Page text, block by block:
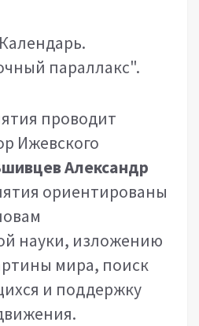
параллакс".
проводит
Ижевского
Александр
ориентированы
науки, изложению
мира, поиск
и поддержку